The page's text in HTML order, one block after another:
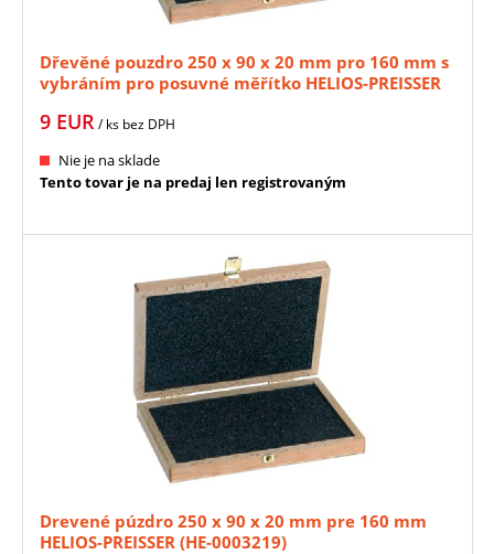
Dřevěné pouzdro 250 x 90 x 20 mm pro 160 mm s
vybráním pro posuvné měřítko HELIOS-PREISSER
9 EUR/ ks bez DPH
Nie je na sklade
Tento tovar je na predaj len registrovaným
Drevené púzdro 250 x 90 x 20 mm pre 160 mm
HELIOS-PREISSER (HE-0003219)